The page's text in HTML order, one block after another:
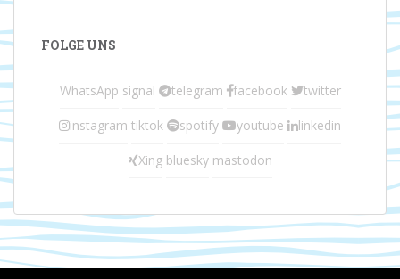
FOLGE UNS
WhatsApp signal telegram facebook twitter
instagram tiktok spotify youtube linkedin
Xing bluesky mastodon